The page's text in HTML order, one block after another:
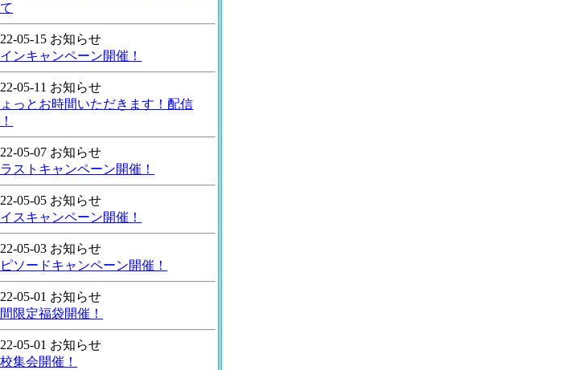
05-15 お知らせ
ンキャンペーン開催！
05-11 お知らせ
っとお時間いただきます！配信
05-07 お知らせ
ストキャンペーン開催！
05-05 お知らせ
スキャンペーン開催！
05-03 お知らせ
ソードキャンペーン開催！
05-01 お知らせ
限定福袋開催！
05-01 お知らせ
集会開催！